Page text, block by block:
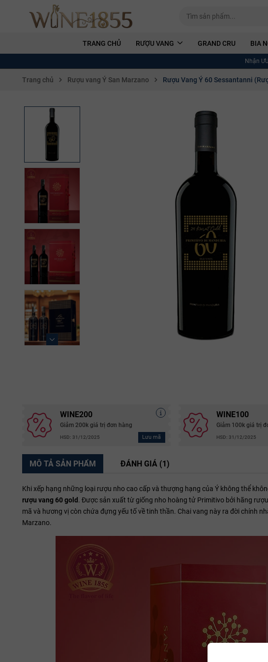
TRANG CHỦ RƯỢU VANG GRAND CRU BIA
Nhận
Trang chủ Rượu vang Ý San Marzano Rượu Vang Ý 60 Sessantanni
WINE200
Giảm 200k giá trị đơn hàng
HSD: 31/12/2025 Lưu mã
WINE100
Giảm 100k giá trị
HSD: 31/12/2025
MÔ TẢ SẢN PHẨM ĐÁNH GIÁ (1)
Khi xếp hạng những loại rượu nho cao cấp và thượng hạng của Ý không thể
rượu vang 60 gold. Được sản xuất từ giống nho hoàng tử Primitivo bởi hãng
mã và hương vị còn chứa đựng yếu tố về tinh thần. Chai vang này ra đời chính
Marzano.